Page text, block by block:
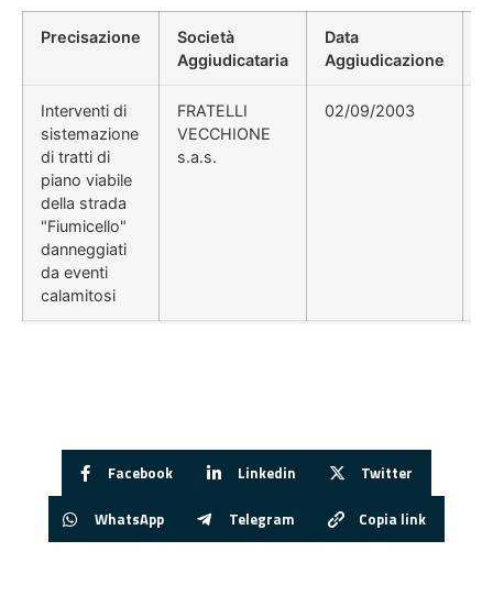
Precisazione
Società
Aggiudicataria
Data
Aggiudicazione
Interventi di
sistemazione
di tratti di
piano viabile
della strada
"Fiumicello"
danneggiati
da eventi
calamitosi
FRATELLI
VECCHIONE
s.a.s.
02/09/2003
Facebook Linkedin Twitter
WhatsApp Telegram Copia link